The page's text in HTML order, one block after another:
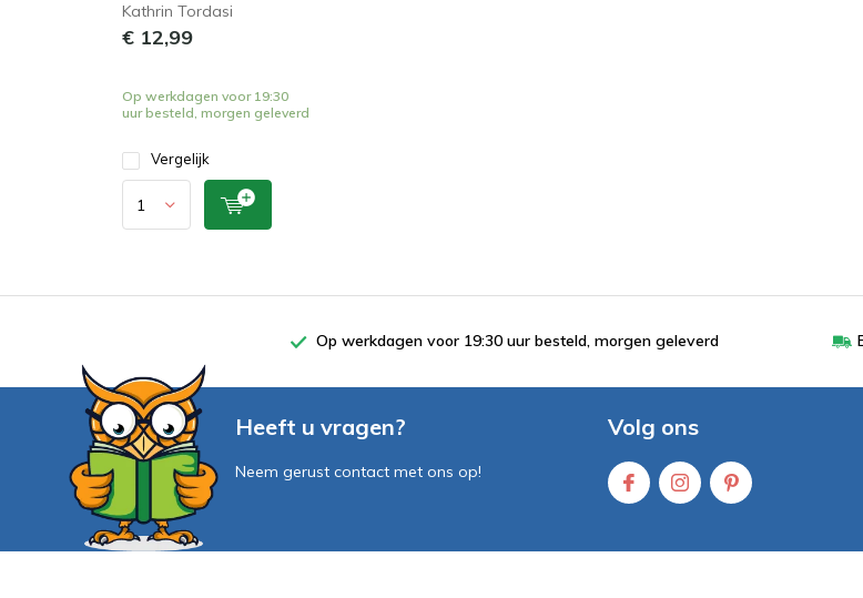
Kathrin Tordasi
€ 12,99
Op werkdagen voor 19:30
uur besteld, morgen geleverd
Vergelijk
Op werkdagen voor 19:30 uur besteld, morgen geleverd
Heeft u vragen?
Neem gerust contact met ons op!
Volg ons